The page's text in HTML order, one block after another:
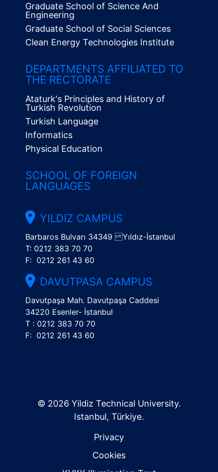
Alt
Menü
Graduate School of Science And
Engineering
Graduate School of Social Sciences
Clean Energy Technologies Institute
DEPARTMENTS AFFILIATED TO
THE RECTORATE
Ataturk's Principles and History of
Turkish Revolution
Turkish Language
Informatics
Physical Education
SCHOOL OF FOREIGN
LANGUAGES
YILDIZ CAMPUS
Barbaros Bulvarı 34349 Yıldız-İstanbul
T: 0212 383 70 70
F: 0212 261 43 60
DAVUTPASA CAMPUS
Davutpaşa Mah. Davutpaşa Caddesi
34220 Esenler- İstanbul
T : 0212 383 70 70
F: 0212 261 43 60
© 2026 Yildiz Technical University.
Istanbul, Türkiye.
Privacy
Cookies